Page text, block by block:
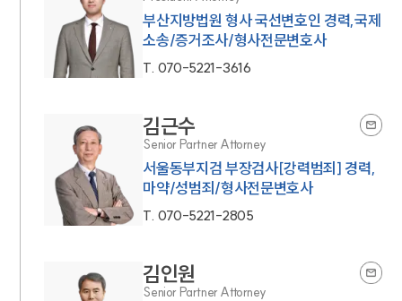
부산지방법원 형사 국선변호인 경력,국제
소송/증거조사/형사전문변호사
T. 070-5221-3616
김근수
Senior Partner Attorney
서울동부지검 부장검사[강력범죄] 경력,
마약/성범죄/형사전문변호사
T. 070-5221-2805
김인원
Senior Partner Attorney